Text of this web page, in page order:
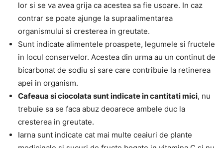
lor si se va avea grija ca acestea sa fie usoare. In caz
contrar se poate ajunge la supraalimentarea
organismului si cresterea in greutate.
Sunt indicate alimentele proaspete, legumele si fructele
in locul conservelor. Acestea din urma au un continut de
bicarbonat de sodiu si sare care contribuie la retinerea
apei in organism.
Cafeaua si ciocolata sunt indicate in cantitati mici, nu
trebuie sa se faca abuz deoarece ambele duc la
cresterea in greutate.
Iarna sunt indicate cat mai multe ceaiuri de plante